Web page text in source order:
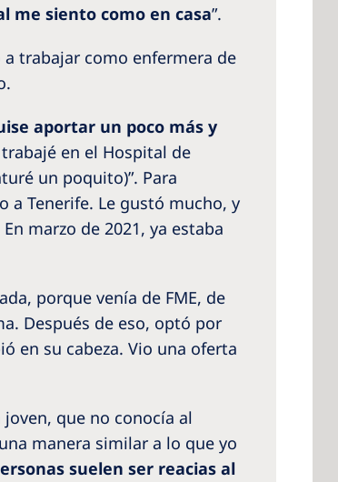
me siento como en casa”.
trabajar como enfermera de
aportar un poco más y
en el Hospital de
un poquito)”. Para
a Tenerife. Le gustó mucho, y
marzo de 2021, ya estaba
porque venía de FME, de
Después de eso, optó por
en su cabeza. Vio una oferta
que no conocía al
manera similar a lo que yo
suelen ser reacias al